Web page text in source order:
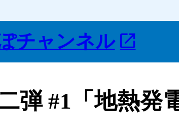
チャンネル
弾 #1「地熱発